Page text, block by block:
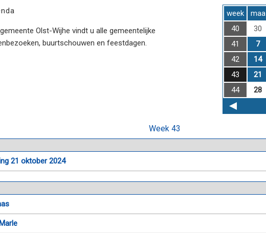
Olst-Wijhe vindt u alle gemeentelijke
buurtschouwen en feestdagen.
week maa
40
30
41
7
42
14
43
21
44
28
Week 43
21 oktober 2024